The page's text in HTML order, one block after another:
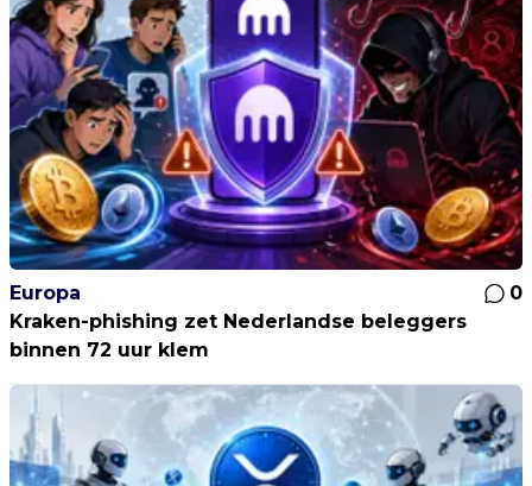
Europa
0
Kraken-phishing zet Nederlandse beleggers
binnen 72 uur klem